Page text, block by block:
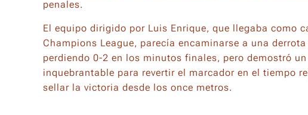
penales.
El equipo dirigido por Luis Enrique, que llegaba como
Champions League, parecía encaminarse a una
perdiendo 0-2 en los minutos finales, pero demostró
inquebrantable para revertir el marcador en el tiempo
sellar la victoria desde los once metros.